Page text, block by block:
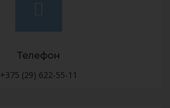
Телефон
+375 (29) 622-55-11